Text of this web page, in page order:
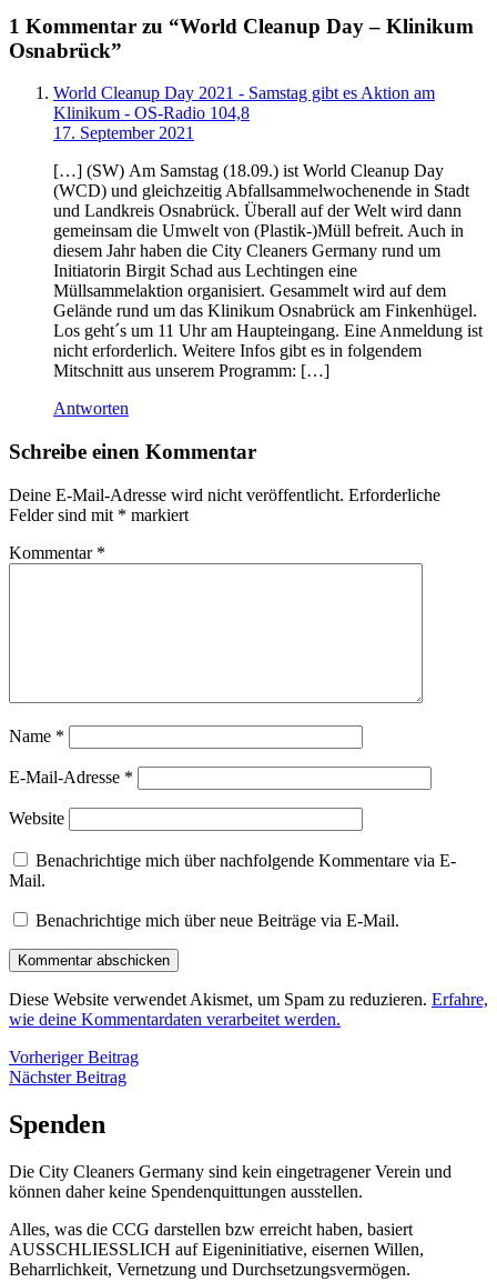
1 Kommentar zu “World Cleanup Day – Klinikum
Osnabrück”
World Cleanup Day 2021 - Samstag gibt es Aktion am
Klinikum - OS-Radio 104,8
17. September 2021
[…] (SW) Am Samstag (18.09.) ist World Cleanup Day
(WCD) und gleichzeitig Abfallsammelwochenende in Stadt
und Landkreis Osnabrück. Überall auf der Welt wird dann
gemeinsam die Umwelt von (Plastik-)Müll befreit. Auch in
diesem Jahr haben die City Cleaners Germany rund um
Initiatorin Birgit Schad aus Lechtingen eine
Müllsammelaktion organisiert. Gesammelt wird auf dem
Gelände rund um das Klinikum Osnabrück am Finkenhügel.
Los geht´s um 11 Uhr am Haupteingang. Eine Anmeldung ist
nicht erforderlich. Weitere Infos gibt es in folgendem
Mitschnitt aus unserem Programm: […]
Antworten
Schreibe einen Kommentar
Deine E-Mail-Adresse wird nicht veröffentlicht. Erforderliche
Felder sind mit * markiert
Kommentar *
Name *
E-Mail-Adresse *
Website
Benachrichtige mich über nachfolgende Kommentare via E-
Mail.
Benachrichtige mich über neue Beiträge via E-Mail.
Diese Website verwendet Akismet, um Spam zu reduzieren. Erfahre,
wie deine Kommentardaten verarbeitet werden.
Beitragsnavigation
Vorheriger BeitragVorheriger
Nächster BeitragNächster
Spenden
Die City Cleaners Germany sind kein eingetragener Verein und
können daher keine Spendenquittungen ausstellen.
Alles, was die CCG darstellen bzw erreicht haben, basiert
AUSSCHLIESSLICH auf Eigeninitiative, eisernen Willen,
Beharrlichkeit, Vernetzung und Durchsetzungsvermögen.